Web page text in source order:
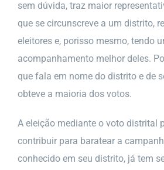
sem dúvida, traz maior
que se circunscreve a um distrito,
eleitores e, porisso mesmo, tendo
acompanhamento melhor deles.
que fala em nome do distrito e de
obteve a maioria dos votos.
A eleição mediante o voto distrital
contribuir para baratear a
conhecido em seu distrito, já tem